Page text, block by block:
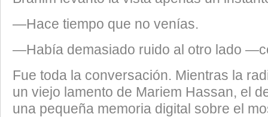
​—Hace tiempo que no venías.
​—Había demasiado ruido al otro lado
​Fue toda la conversación. Mientras la
un viejo lamento de Mariem Hassan, el
una pequeña memoria digital sobre el